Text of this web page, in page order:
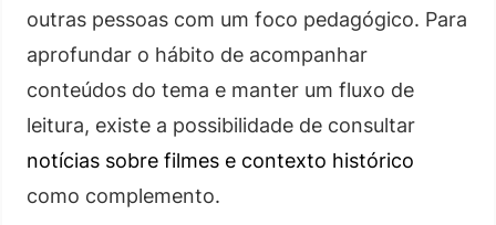
outras pessoas com um foco pedagógico. Para
aprofundar o hábito de acompanhar
conteúdos do tema e manter um fluxo de
leitura, existe a possibilidade de consultar
notícias sobre filmes e contexto histórico
como complemento.